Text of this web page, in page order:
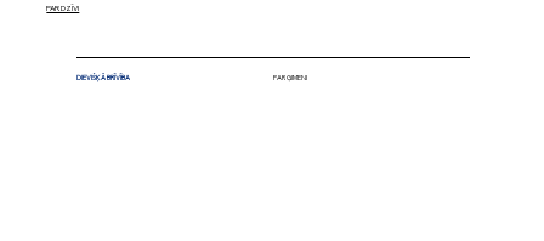
PAR DZĪVI
DIEVIŠĶĀ BRĪVĪBA PAR ĢIMENI